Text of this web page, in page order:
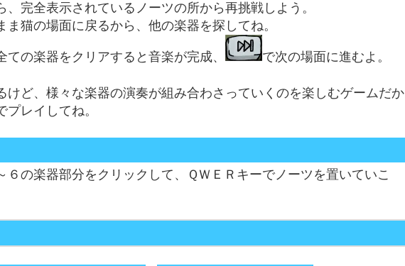
完全表示されているノーツの所から再挑戦しよう。
猫の場面に戻るから、他の楽器を探してね。
の楽器をクリアすると音楽が完成、 で次の場面に進むよ。
けど、様々な楽器の演奏が組み合わさっていくのを楽しむゲームだか
レイしてね。
６の楽器部分をクリックして、ＱＷＥＲキーでノーツを置いていこ